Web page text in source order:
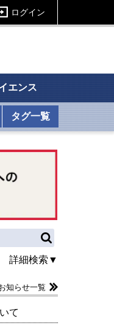
ログイン
エンス
タグ一覧
詳細検索▼
知らせ一覧
て